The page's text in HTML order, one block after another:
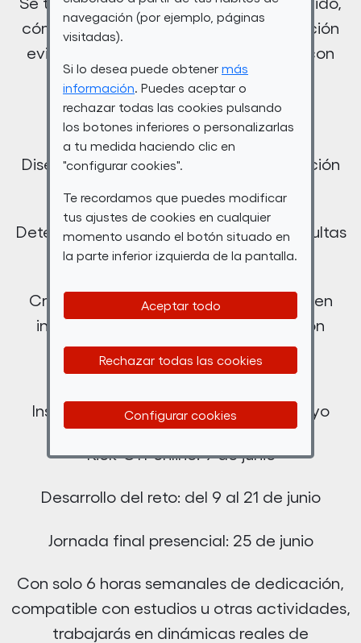
navegación (por ejemplo, páginas
visitadas).
Si lo desea puede obtener más
información . Puedes aceptar o
rechazar todas las cookies pulsando
los botones inferiores o personalizarlas
a tu medida haciendo clic en
"configurar cookies".
Te recordamos que puedes modificar
tus ajustes de cookies en cualquier
momento usando el botón situado en
la parte inferior izquierda de la pantalla.
Aceptar todo
Rechazar todas las cookies
Configurar cookies
cómo piensas cuando no hay una solución
evidente y cómo construyes algo útil con
otras personas.
Trabajarás en retos como:
Diseñar sistemas que ordenen información
Detectar errores, patrones y señales ocultas
en datos desestructurados
Crear asistentes de decisión basados en
inteligencia artificial y automatización
Así se desarrolla la experiencia:
Inscripción abierta desde el 21 de mayo
Kick-Off online: 9 de junio
Desarrollo del reto: del 9 al 21 de junio
Jornada final presencial: 25 de junio
Con solo 6 horas semanales de dedicación,
compatible con estudios u otras actividades,
trabajarás en dinámicas reales de